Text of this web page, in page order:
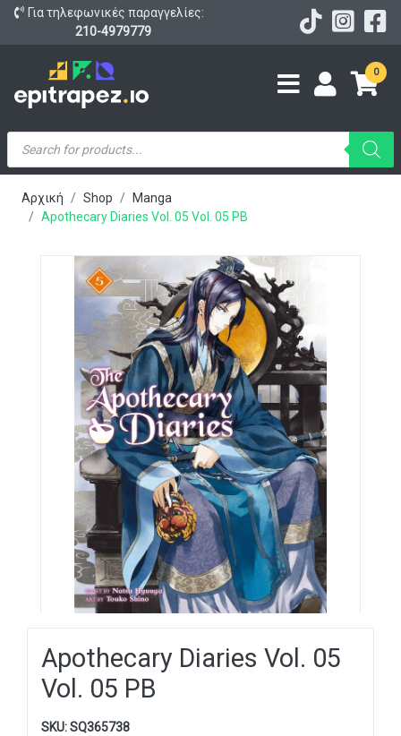
Για τηλεφωνικές παραγγελίες:
210-4979779
0
Products
search
Αρχική Shop
Manga
Apothecary Diaries Vol. 05 Vol. 05 PB
Apothecary Diaries Vol. 05
Vol. 05 PB
SKU:SQ365738